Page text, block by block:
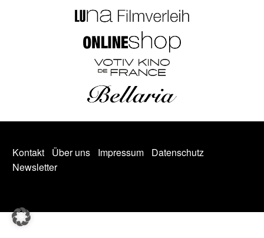
Kontakt Über uns Impressum
Datenschutz
Newsletter